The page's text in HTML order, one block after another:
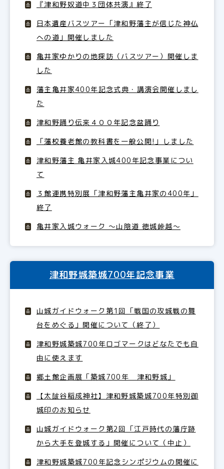
『津和野奴道中３団体共演』終了
日本遺産バスツアー「津和野藩主が信じた神仏
への道」開催しました
亀井家ゆかりの地探訪（バスツアー）開催しま
した
藩主亀井家400年記念式典・講演会開催しまし
た
津和野踊り伝来４００年記念盆踊り
「藩校養老館の教科書を一般公開!」しました
津和野藩主 亀井家入城400年記念事業につい
て
３館連携特別展「津和野藩主亀井家の400年」
終了
亀井家入城ウォーク ～山陰道 徳城峠越～
津和野城築城700年記念事業
山城ガイドウォーク第1回「戦国の攻城戦の舞
台をめぐる」開催について（終了）
津和野城築城700年ロゴマークはどなたでも自
由に使えます
郷土館企画展「築城700年 津和野城」
【太皷谷稲成神社】津和野城築城700年特別御
城印のお知らせ
山城ガイドウォーク第2回「江戸時代の藩庁跡
から大手を登城する」開催について（中止）
津和野城築城700年記念シンポジウムの開催に